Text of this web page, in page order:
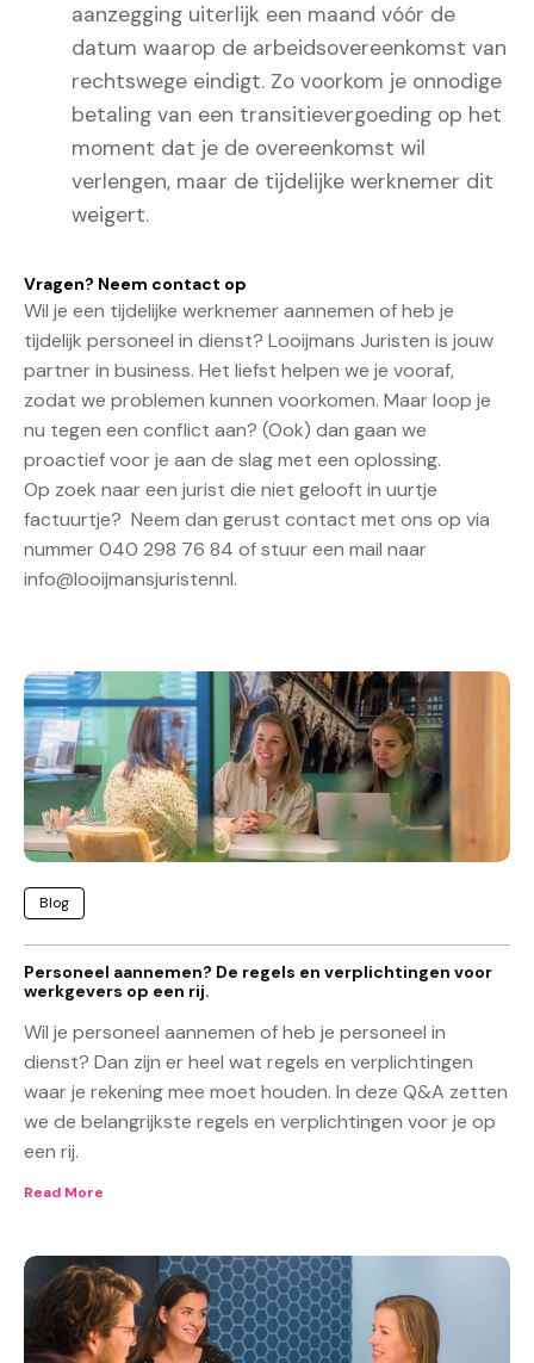
aanzegging uiterlijk een maand vóór de
datum waarop de arbeidsovereenkomst van
rechtswege eindigt. Zo voorkom je onnodige
betaling van een transitievergoeding op het
moment dat je de overeenkomst wil
verlengen, maar de tijdelijke werknemer dit
weigert.
Vragen? Neem contact op
Wil je een tijdelijke werknemer aannemen of heb je
tijdelijk personeel in dienst? Looijmans Juristen is jouw
partner in business. Het liefst helpen we je vooraf,
zodat we problemen kunnen voorkomen. Maar loop je
nu tegen een conflict aan? (Ook) dan gaan we
proactief voor je aan de slag met een oplossing.
Op zoek naar een jurist die niet gelooft in uurtje
factuurtje? Neem dan gerust contact met ons op via
nummer 040 298 76 84 of stuur een mail naar
info@looijmansjuristennl.
Blog
Personeel aannemen? De regels en verplichtingen voor
werkgevers op een rij.
Wil je personeel aannemen of heb je personeel in
dienst? Dan zijn er heel wat regels en verplichtingen
waar je rekening mee moet houden. In deze Q&A zetten
we de belangrijkste regels en verplichtingen voor je op
een rij.
Read More